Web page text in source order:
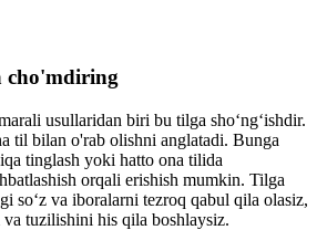
cho'mdiring
usullaridan biri bu tilga sho‘ng‘ishdir.
til bilan o'rab olishni anglatadi. Bunga
tinglash yoki hatto ona tilida
orqali erishish mumkin. Tilga
so‘z va iboralarni tezroq qabul qila olasiz,
tuzilishini his qila boshlaysiz.